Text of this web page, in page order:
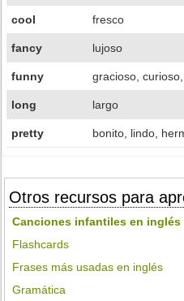
cool fresco
fancy lujoso
funny gracioso,
long largo
pretty bonito, lindo,
Otros recursos para
Canciones infantiles en inglés
Flashcards
Frases más usadas en inglés
Gramática